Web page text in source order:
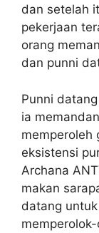
dan setelah
pekerjaan
orang
dan punni
Punni
ia
memperoleh
eksistensi
Archana
makan
datang